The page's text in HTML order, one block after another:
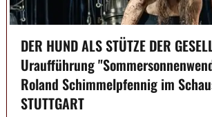
DER HUND ALS STÜTZE DER
Uraufführung
Roland Schimmelpfennig im
STUTTGART